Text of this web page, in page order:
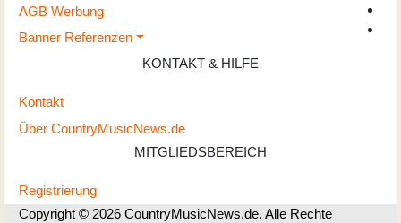
AGB Werbung
Banner Referenzen
KONTAKT & HILFE
Kontakt
Über CountryMusicNews.de
MITGLIEDSBEREICH
Registrierung
Copyright © 2026 CountryMusicNews.de. Alle Rechte